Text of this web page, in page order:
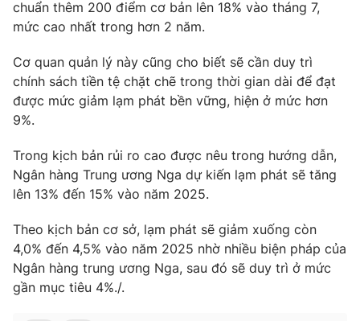
Video Shorts video
VTV Money VTV Thể thao
VTV Sức khoẻ
Thị trường 24h Tấm lòng Việt
VTV4 Vươn mình bằng AI
VTV9 VTV8
chuẩn thêm 200 điểm cơ bản lên 18% vào tháng 7,
mức cao nhất trong hơn 2 năm.
Cơ quan quản lý này cũng cho biết sẽ cần duy trì
chính sách tiền tệ chặt chẽ trong thời gian dài để đạt
được mức giảm lạm phát bền vững, hiện ở mức hơn
9%.
Trong kịch bản rủi ro cao được nêu trong hướng dẫn,
Ngân hàng Trung ương Nga dự kiến ​​lạm phát sẽ tăng
lên 13% đến 15% vào năm 2025.
Theo kịch bản cơ sở, lạm phát sẽ giảm xuống còn
4,0% đến 4,5% vào năm 2025 nhờ nhiều biện pháp của
Ngân hàng trung ương Nga, sau đó sẽ duy trì ở mức
gần mục tiêu 4%./.